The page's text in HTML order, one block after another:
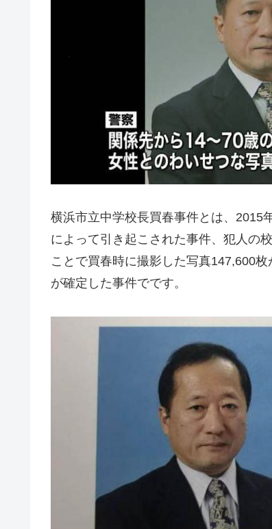
横浜市立中学校長買春事件とは、2015
によって引き起こされた事件、犯人の
ことで買春時に撮影した写真147,600
が確定した事件でです。